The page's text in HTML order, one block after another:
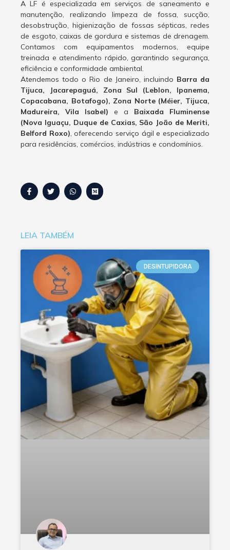
A LF é especializada em serviços de saneamento e
manutenção, realizando limpeza de fossa, sucção,
desobstrução, higienização de fossas sépticas, redes
de esgoto, caixas de gordura e sistemas de drenagem.
Contamos com equipamentos modernos, equipe
treinada e atendimento rápido, garantindo segurança,
eficiência e conformidade ambiental.
Atendemos todo o Rio de Janeiro, incluindo Barra da
Tijuca, Jacarepaguá, Zona Sul (Leblon, Ipanema,
Copacabana, Botafogo), Zona Norte (Méier, Tijuca,
Madureira, Vila Isabel) e a Baixada Fluminense
(Nova Iguaçu, Duque de Caxias, São João de Meriti,
Belford Roxo), oferecendo serviço ágil e especializado
para residências, comércios, indústrias e condomínios.
LEIA TAMBÉM
DESINTUPIDORA